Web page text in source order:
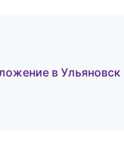
в Ульяновск